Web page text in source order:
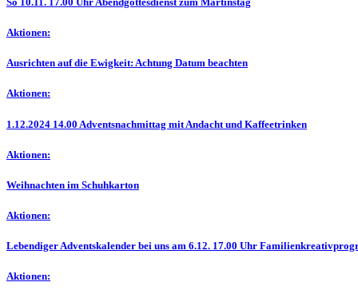
Aktionen:
Ausrichten auf die Ewigkeit: Achtung Datum beachten
Aktionen:
1.12.2024 14.00 Adventsnachmittag mit Andacht und Kaffeetrinken
Aktionen:
Weihnachten im Schuhkarton
Aktionen:
Lebendiger Adventskalender bei uns am 6.12. 17.00 Uhr
Aktionen: